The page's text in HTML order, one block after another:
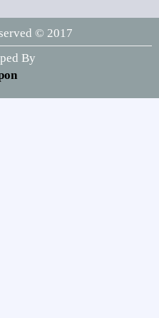
স্বাধীনতা ও জাতীয় দিবস আজ
© 2017
By